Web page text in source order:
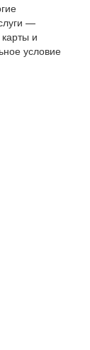
—
и
условие